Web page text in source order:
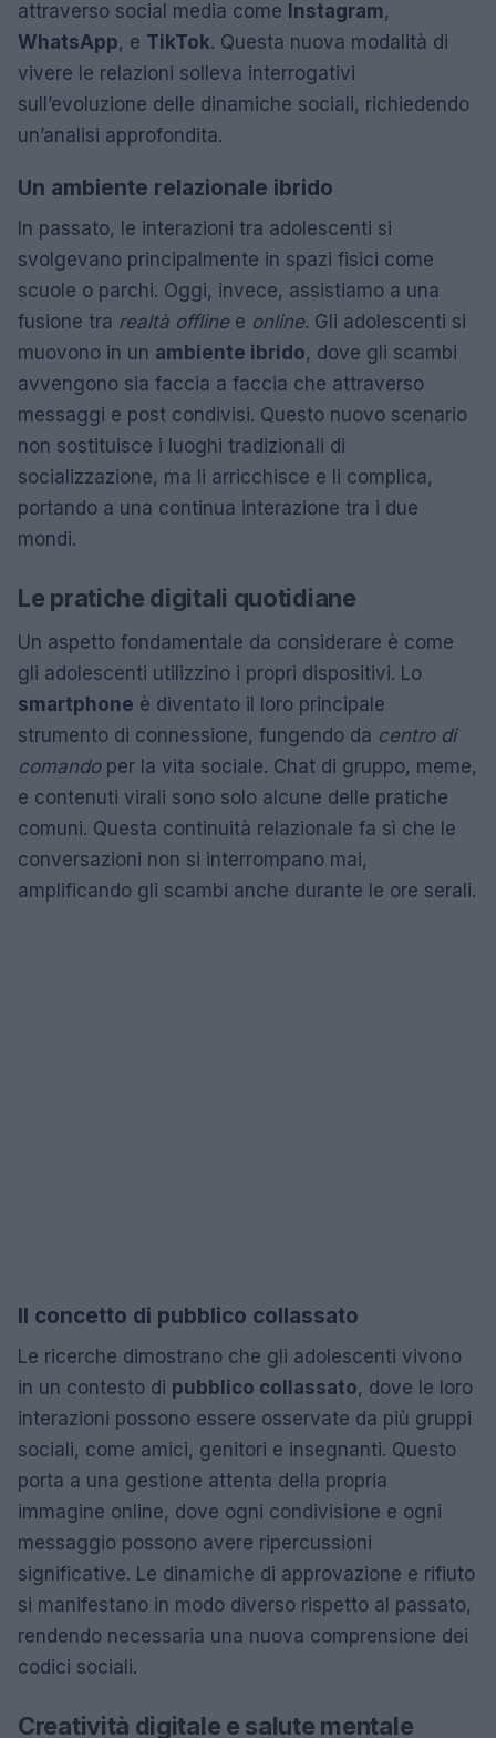
attraverso social media come Instagram,
WhatsApp, e TikTok. Questa nuova modalità di
vivere le relazioni solleva interrogativi
sull’evoluzione delle dinamiche sociali, richiedendo
un’analisi approfondita.
Un ambiente relazionale ibrido
In passato, le interazioni tra adolescenti si
svolgevano principalmente in spazi fisici come
scuole o parchi. Oggi, invece, assistiamo a una
fusione tra realtà offlinee online. Gli adolescenti si
muovono in un ambiente ibrido, dove gli scambi
avvengono sia faccia a faccia che attraverso
messaggi e post condivisi. Questo nuovo scenario
non sostituisce i luoghi tradizionali di
socializzazione, ma li arricchisce e li complica,
portando a una continua interazione tra i due
mondi.
Le pratiche digitali quotidiane
Un aspetto fondamentale da considerare è come
gli adolescenti utilizzino i propri dispositivi. Lo
smartphone è diventato il loro principale
strumento di connessione, fungendo da centro di
comandoper la vita sociale. Chat di gruppo, meme,
e contenuti virali sono solo alcune delle pratiche
comuni. Questa continuità relazionale fa sì che le
conversazioni non si interrompano mai,
amplificando gli scambi anche durante le ore serali.
Il concetto di pubblico collassato
Le ricerche dimostrano che gli adolescenti vivono
in un contesto di pubblico collassato, dove le loro
interazioni possono essere osservate da più gruppi
sociali, come amici, genitori e insegnanti. Questo
porta a una gestione attenta della propria
immagine online, dove ogni condivisione e ogni
messaggio possono avere ripercussioni
significative. Le dinamiche di approvazione e rifiuto
si manifestano in modo diverso rispetto al passato,
rendendo necessaria una nuova comprensione dei
codici sociali.
Creatività digitale e salute mentale